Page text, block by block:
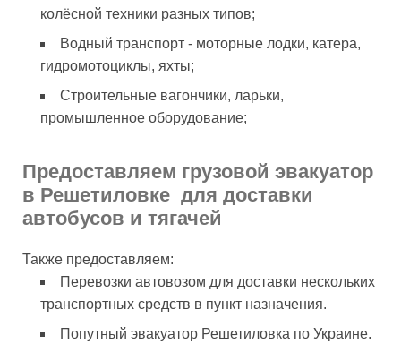
колёсной техники разных типов;
Водный транспорт - моторные лодки, катера,
гидромотоциклы, яхты;
Строительные вагончики, ларьки,
промышленное оборудование;
Предоставляем грузовой эвакуатор
в Решетиловке для доставки
автобусов и тягачей
Также предоставляем:
Перевозки автовозом для доставки нескольких
транспортных средств в пункт назначения.
Попутный эвакуатор Решетиловка по Украине.